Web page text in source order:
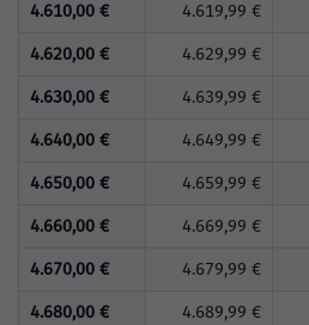
4.610,00 € 4.619,99 €
4.620,00 € 4.629,99 €
4.630,00 € 4.639,99 €
4.640,00 € 4.649,99 €
4.650,00 € 4.659,99 €
4.660,00 € 4.669,99 €
4.670,00 € 4.679,99 €
4.680,00 € 4.689,99 €